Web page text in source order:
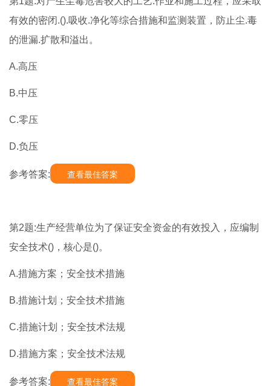
有效的密闭.().吸收.净化等综合措施和监测装置，防止尘.毒
的泄漏.扩散和溢出。
A.高压
B.中压
C.零压
D.负压
参考答案: 查看最佳答案
第2题:生产经营单位为了保证安全资金的有效投入，应编制
安全技术()，核心是()。
A.措施方案；安全技术措施
B.措施计划；安全技术措施
C.措施计划；安全技术法规
D.措施方案；安全技术法规
参考答案: 查看最佳答案